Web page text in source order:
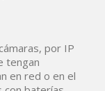
por IP
tengan
en red o en el